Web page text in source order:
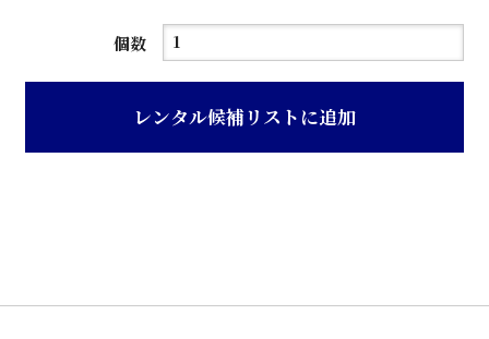
個数
濃
木
レンタル候補リストに追加